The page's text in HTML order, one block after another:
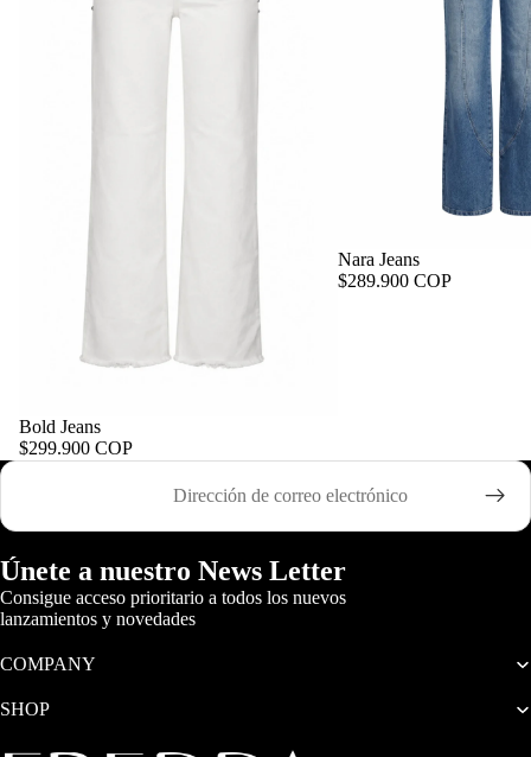
Bold Jeans
$299.900 COP
Nara Jeans
$289.900 COP
Correo electrónico
Únete a nuestro News Letter
Consigue acceso prioritario a todos los nuevos
lanzamientos y novedades
COMPANY
SHOP